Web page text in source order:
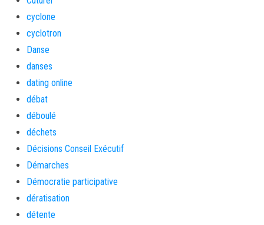
cyclone
cyclotron
Danse
danses
dating online
débat
déboulé
déchets
Décisions Conseil Exécutif
Démarches
Démocratie participative
dératisation
détente